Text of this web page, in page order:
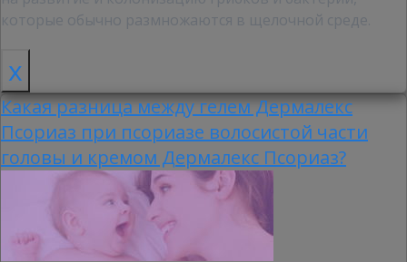
которые обычно размножаются в щелочной среде.
x
Какая разница между гелем Дермалекс
Псориаз при псориазе волосистой части
головы и кремом Дермалекс Псориаз?